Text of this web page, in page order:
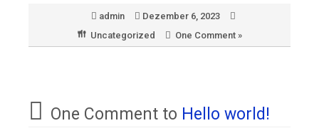
admin
Dezember 6, 2023
Uncategorized
One Comment »
One Comment to Hello world!